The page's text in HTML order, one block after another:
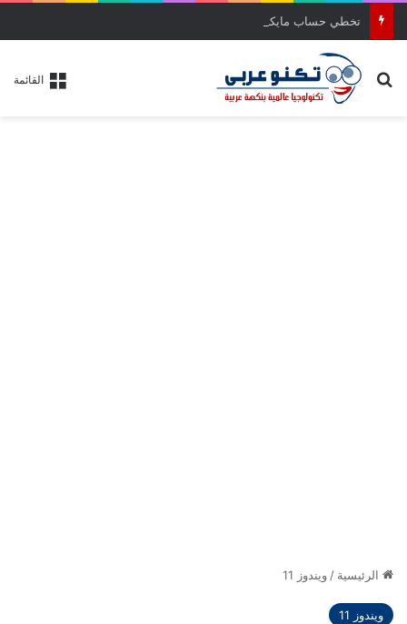
تخطي حساب مايكروسوفت اثناء تثبيت ويندوز 11 (4 طرق مختلفة)
القائمة بحث عن
الرئيسية / ويندوز 11
ويندوز 11